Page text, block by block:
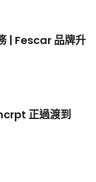
| Fescar 品牌升
正過渡到